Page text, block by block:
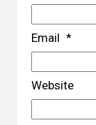
Email *
Website